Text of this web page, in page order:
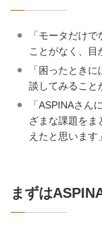
「モータだけ
ことがなく、目
「困ったとき
談してみること
「ASPINAさん
ざまな課題をま
えたと思います
まずは